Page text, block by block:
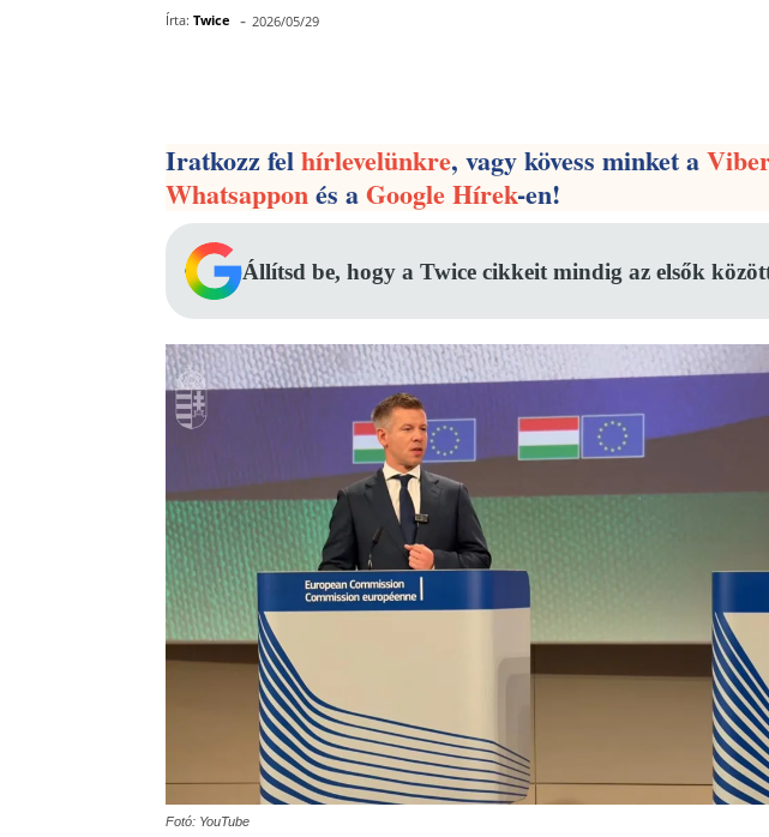
Írta: Twice - 2026/05/29
Iratkozz felhírlevelünkre, vagy kövess minket a
Whatsapponés aGoogle Hírek-en!
Állítsd be, hogy a Twice cikkeit mindig az elsők
Fotó: YouTube